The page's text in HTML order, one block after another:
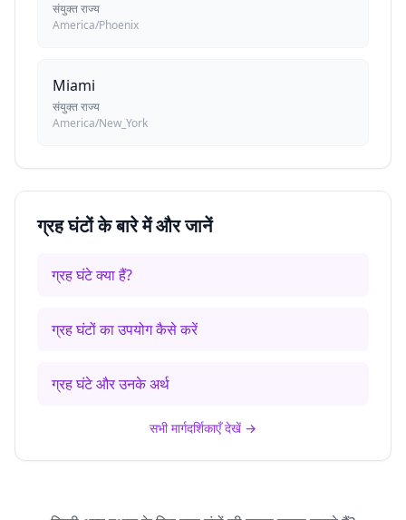
संयुक्त राज्य
America/Phoenix
Miami
संयुक्त राज्य
America/New_York
ग्रह घंटों के बारे में और जानें
ग्रह घंटे क्या हैं?
ग्रह घंटों का उपयोग कैसे करें
ग्रह घंटे और उनके अर्थ
सभी मार्गदर्शिकाएँ देखें →